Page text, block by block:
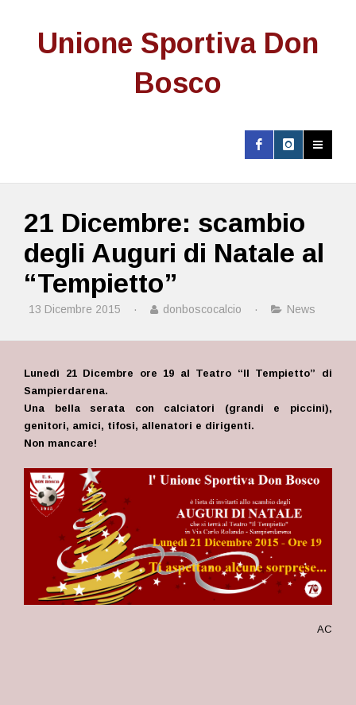
Unione Sportiva Don
Bosco
21 Dicembre: scambio
degli Auguri di Natale al
“Tempietto”
13 Dicembre 2015 · donboscocalcio · News
Lunedì 21 Dicembre ore 19 al Teatro “Il Tempietto” di
Sampierdarena.
Una bella serata con calciatori (grandi e piccini),
genitori, amici, tifosi, allenatori e dirigenti.
Non mancare!
AC